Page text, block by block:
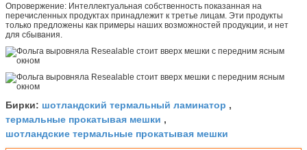
Опровержение: Интеллектуальная собственность показанная на
перечисленных продуктах принадлежит к третье лицам. Эти продукты
только предложены как примеры наших возможностей продукции, и нет
для сбывания.
Бирки: шотландский термальный ламинатор ,
термальные прокатывая мешки ,
шотландские термальные прокатывая мешки